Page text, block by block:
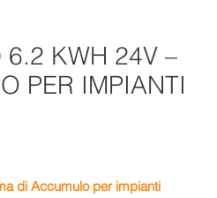
6.2 KWH 24V –
PER IMPIANTI
di Accumulo per impianti